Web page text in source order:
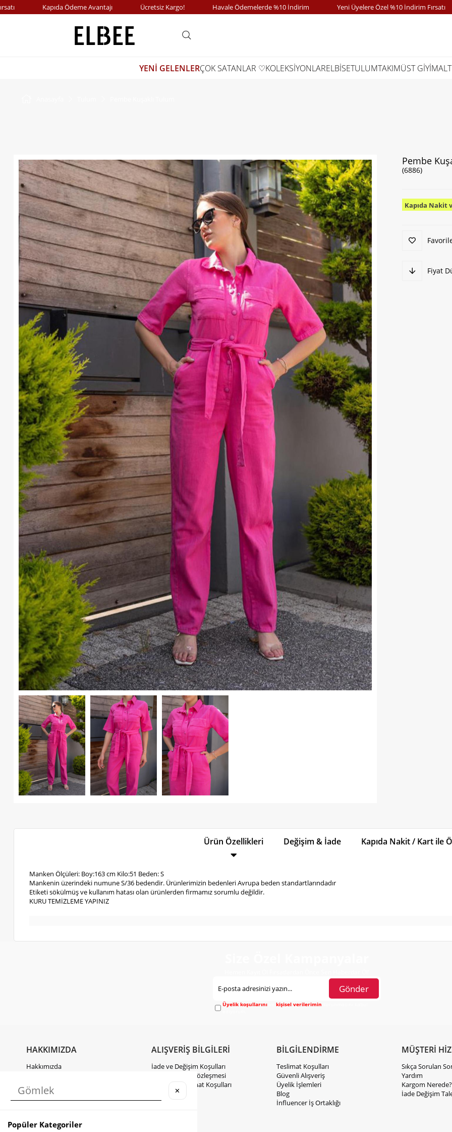
Kapıda Ödeme Avantajı Ücretsiz Kargo! Havale Ödemelerde %10 İndirim Yeni Üyelere Özel %10 İndirim Fırsatı
YENİ GELENLERÇOK SATANLAR ♡KOLEKSİYONLARELBİSETULUMTAKIMÜST GİYİM
Pembe
(6886)
Kapıda Nakit
Fiyat
Ürün Özellikleri Değişim & İade Kapıda Nakit / Kart ile
Manken Ölçüleri: Boy:163 cm Kilo:51 Beden: S
Mankenin üzerindeki numune S/36 bedendir. Ürünlerimizin bedenleri Avrupa beden standartlarındadır
Etiketi sökülmüş ve kullanım hatası olan ürünlerden firmamız sorumlu değildir.
KURU TEMİZLEME YAPINIZ
Gönder
Üyelik koşullarını vekişisel verilerimin
HAKKIMIZDA
Hakkımızda
KVKK Hakkında Bilgilendirme
İletişim
Instagram
ALIŞVERİŞ BİLGİLERİ
İade ve Değişim Koşulları
Mesafeli Satış Sözleşmesi
Kargo ve Teslimat Koşulları
BİLGİLENDİRME
Teslimat Koşulları
Güvenli Alışveriş
Üyelik İşlemleri
Blog
İnfluencer İş Ortaklığı
MÜŞTERİ
Sıkça Sorulan
Yardım
Kargom Nerede?
İade Değişim
✕
Popüler Kategoriler